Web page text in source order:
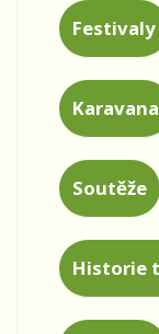
Festivaly
Karavana
Soutěže
Historie